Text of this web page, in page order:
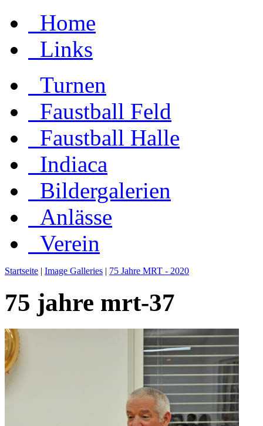
Home
Links
Turnen
Faustball Feld
Faustball Halle
Indiaca
Bildergalerien
Anlässe
Verein
Startseite | Image Galleries | 75 Jahre MRT - 2020
75 jahre mrt-37